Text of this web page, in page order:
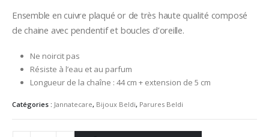
Ensemble en cuivre plaqué or de très haute qualité composé
de chaine avec pendentif et boucles d’oreille.
Ne noircit pas
Résiste à l’eau et au parfum
Longueur de la chaîne : 44 cm + extension de 5 cm
Catégories : Jannatecare, Bijoux Beldi, Parures Beldi